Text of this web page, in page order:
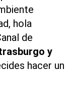
hola
de
y
hacer un